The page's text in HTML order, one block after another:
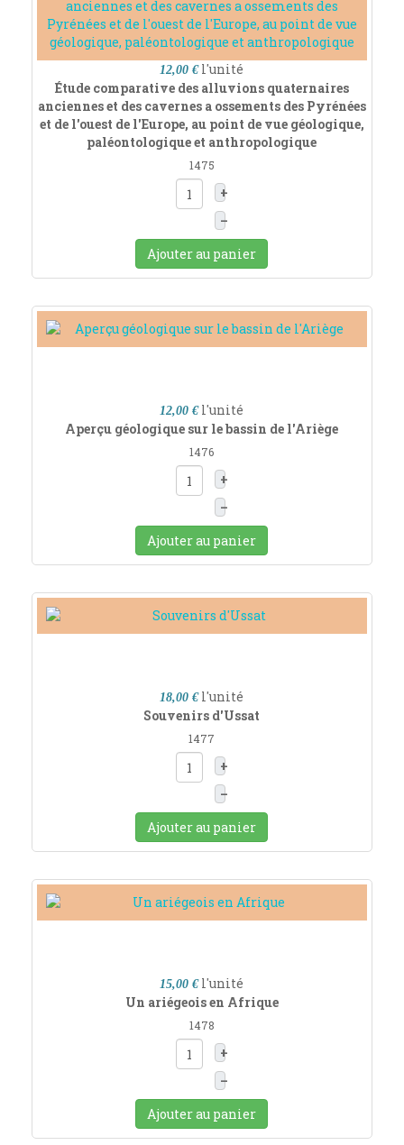
12,00 € l'unité
Étude comparative des alluvions quaternaires
anciennes et des cavernes a ossements des Pyrénées
et de l'ouest de l'Europe, au point de vue géologique,
paléontologique et anthropologique
1475
+
–
Ajouter au panier
12,00 € l'unité
Aperçu géologique sur le bassin de l'Ariège
1476
+
–
Ajouter au panier
18,00 € l'unité
Souvenirs d'Ussat
1477
+
–
Ajouter au panier
15,00 € l'unité
Un ariégeois en Afrique
1478
+
–
Ajouter au panier